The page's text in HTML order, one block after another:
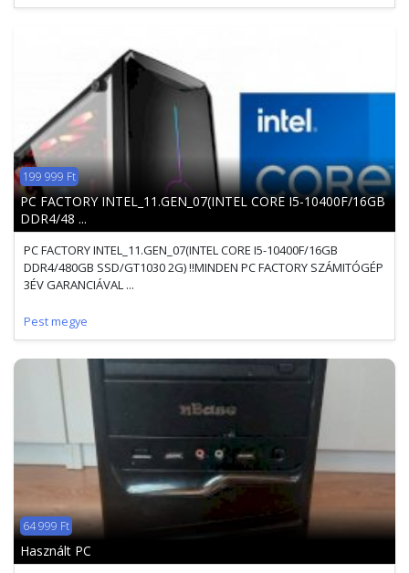
199 999 Ft
PC FACTORY INTEL_11.GEN_07(INTEL CORE I5-10400F/16GB
DDR4/48 ...
PC FACTORY INTEL_11.GEN_07(INTEL CORE I5-10400F/16GB
DDR4/480GB SSD/GT1030 2G) !!MINDEN PC FACTORY SZÁMITÓGÉP
3ÉV GARANCIÁVAL ...
Pest megye
64 999 Ft
Használt PC